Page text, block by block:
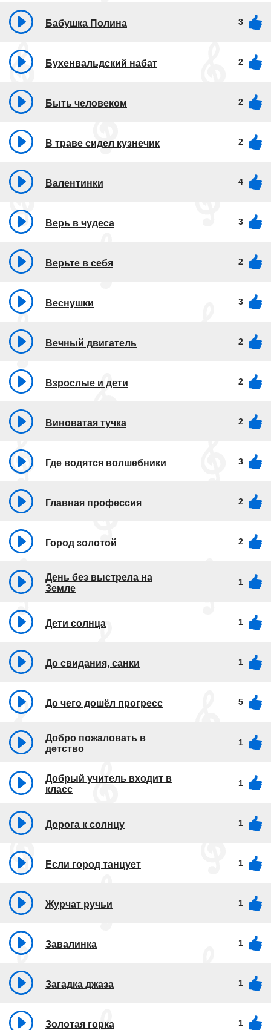
Бабушка Полина 3
Бухенвальдский набат 2
Быть человеком 2
В траве сидел кузнечик 2
Валентинки 4
Верь в чудеса 3
Верьте в себя 2
Веснушки 3
Вечный двигатель 2
Взрослые и дети 2
Виноватая тучка 2
Где водятся волшебники 3
Главная профессия 2
Город золотой 2
День без выстрела на
Земле
1
Дети солнца 1
До свидания, санки 1
До чего дошёл прогресс 5
Добро пожаловать в
детство
1
Добрый учитель входит в
класс
1
Дорога к солнцу 1
Если город танцует 1
Журчат ручьи 1
Завалинка 1
Загадка джаза 1
Золотая горка 1